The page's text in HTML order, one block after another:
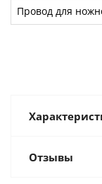
Провод для
Отзывы